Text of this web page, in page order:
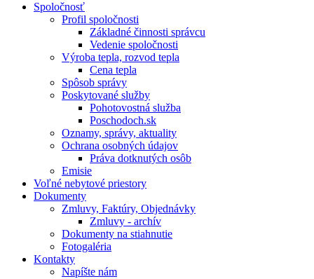
Spoločnosť
Profil spoločnosti
Základné činnosti správcu
Vedenie spoločnosti
Výroba tepla, rozvod tepla
Cena tepla
Spôsob správy
Poskytované služby
Pohotovostná služba
Poschodoch.sk
Oznamy, správy, aktuality
Ochrana osobných údajov
Práva dotknutých osôb
Emisie
Voľné nebytové priestory
Dokumenty
Zmluvy, Faktúry, Objednávky
Zmluvy - archív
Dokumenty na stiahnutie
Fotogaléria
Kontakty
Napíšte nám